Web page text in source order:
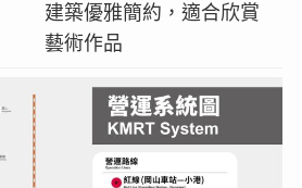
建築優雅簡約，適合欣賞
藝術作品